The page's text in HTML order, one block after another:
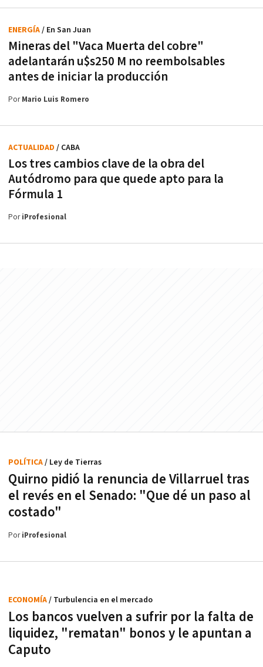
Mineras del "Vaca Muerta del cobre"
adelantarán u$s250 M no reembolsables
antes de iniciar la producción
ENERGÍA/ En San Juan
PorMario Luis Romero
Los tres cambios clave de la obra del
Autódromo para que quede apto para la
Fórmula 1
ACTUALIDAD / CABA
PoriProfesional
Quirno pidió la renuncia de Villarruel tras
el revés en el Senado: "Que dé un paso al
costado"
POLÍTICA/ Ley de Tierras
PoriProfesional
Los bancos vuelven a sufrir por la falta de
liquidez, "rematan" bonos y le apuntan a
Caputo
ECONOMÍA/ Turbulencia en el mercado